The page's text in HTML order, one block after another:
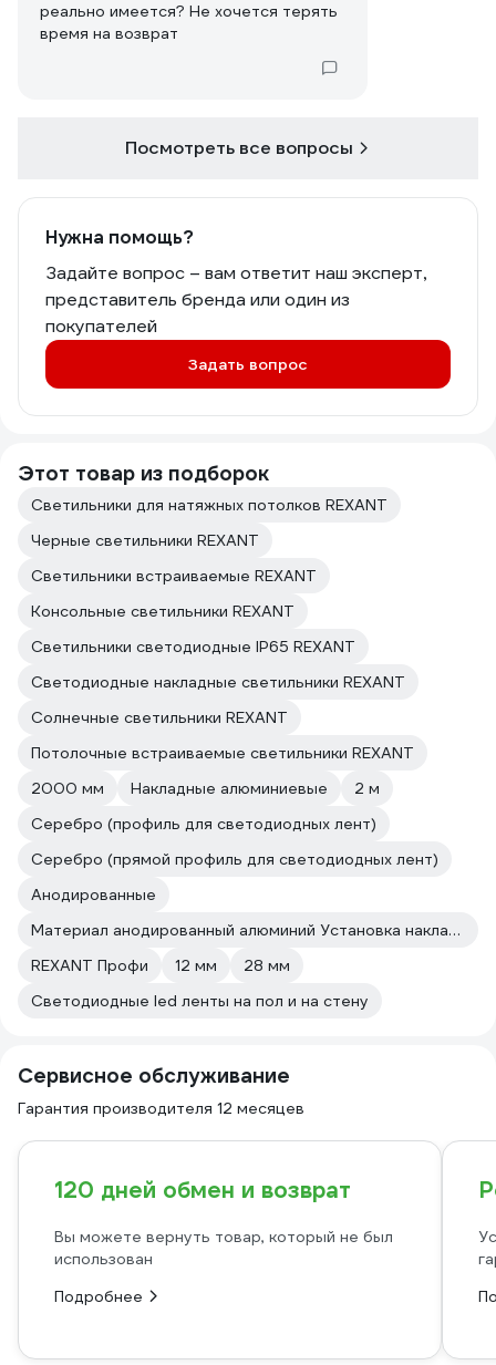
реально имеется? Не хочется терять
время на возврат
Посмотреть все вопросы
Нужна помощь?
Задайте вопрос – вам ответит наш эксперт,
представитель бренда или один из
покупателей
Задать вопрос
Этот товар из подборок
Светильники для натяжных потолков REXANT
Черные светильники REXANT
Светильники встраиваемые REXANT
Консольные светильники REXANT
Светильники светодиодные IP65 REXANT
Светодиодные накладные светильники REXANT
Солнечные светильники REXANT
Потолочные встраиваемые светильники REXANT
2000 мм
Накладные алюминиевые
2 м
Серебро (профиль для светодиодных лент)
Серебро (прямой профиль для светодиодных лент)
Анодированные
Материал анодированный алюминий Установка накладной
REXANT Профи
12 мм
28 мм
Светодиодные led ленты на пол и на стену
Сервисное обслуживание
Гарантия производителя 12 месяцев
120 дней обмен и возврат
Вы можете вернуть товар, который не был
использован
Подробнее